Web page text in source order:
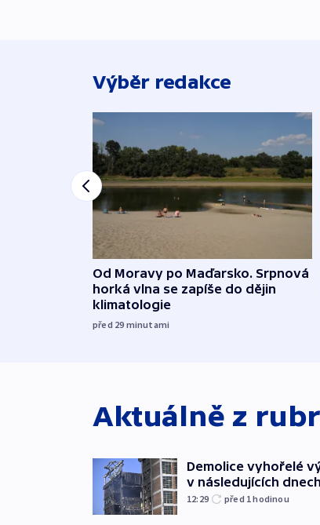
Výběr redakce
Od Moravy po Maďarsko. Srpnová
horká vlna se zapíše do dějin
klimatologie
před 29 minutami
Aktuálně z
Demolice vyhořelé
v následujících dnech
12:29 před 1hodinou